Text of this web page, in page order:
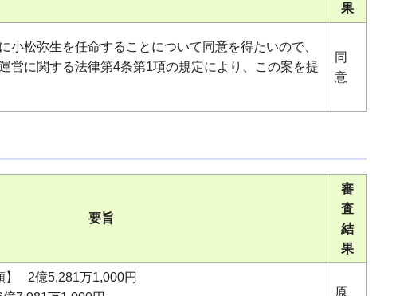
果
小松弥生を任命することについて同意を得たいので、
営に関する法律第4条第1項の規定により、この案を提
同
意
要旨
審
査
結
果
】 2億5,281万1,000円
原